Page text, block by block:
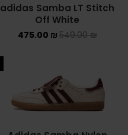
PUMA
PUMA PALERMO
UGG חורף
UGG קיץ
adidas Samba LT Stitch
Off White
549.00₪
475.00 ₪